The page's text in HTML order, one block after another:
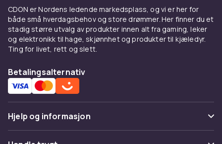
huset kan befolkes av en hel familie.
Barbie & LOL Surprise-dukker
Barbie har vært en av verdens mest populære
forskjellige utseender pluss et vell av klær og
tilbehør. En annen populær utstillingsdukke er
LOL Surprise-dukkene, som også lover
overraskelser. For eksempel kan du lyse med
en lommelykt på dukken for å se skjulte
detaljer.
CDON er Nordens ledende markedsplass, og vi er her for
både små hverdagsbehov og store drømmer. Her finner du et
stadig større utvalg av produkter innen alt fra gaming, leker
og elektronikk til hage, skjønnhet og produkter til kjæledyr.
Ting for livet, rett og slett.
Betalingsalternativ
Hjelp og informasjon
Vanlige spørsmål